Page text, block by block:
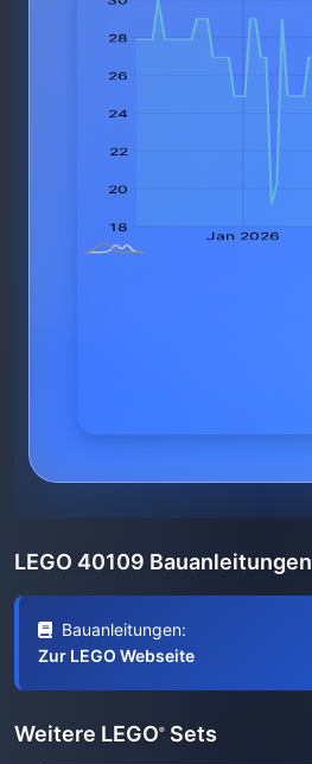
LEGO 40109 Bauanleitungen
Bauanleitungen:
Zur LEGO Webseite
Weitere LEGO® Sets